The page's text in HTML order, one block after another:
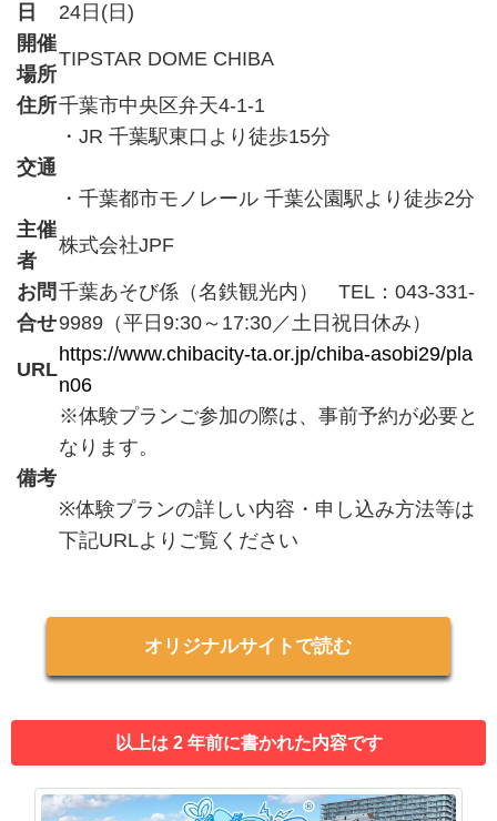
日
24日(日)
開催
場所
TIPSTAR DOME CHIBA
住所千葉市中央区弁天4-1-1
交通
・JR 千葉駅東口より徒歩15分
・千葉都市モノレール 千葉公園駅より徒歩2分
主催
者
株式会社JPF
お問
合せ
千葉あそび係（名鉄観光内） TEL：043-331-
9989（平日9:30～17:30／土日祝日休み）
URL
https://www.chibacity-ta.or.jp/chiba-asobi29/pla
n06
備考
※体験プランご参加の際は、事前予約が必要と
なります。
※体験プランの詳しい内容・申し込み方法等は
下記URLよりご覧ください
オリジナルサイトで読む
以上は 2 年前に書かれた内容です